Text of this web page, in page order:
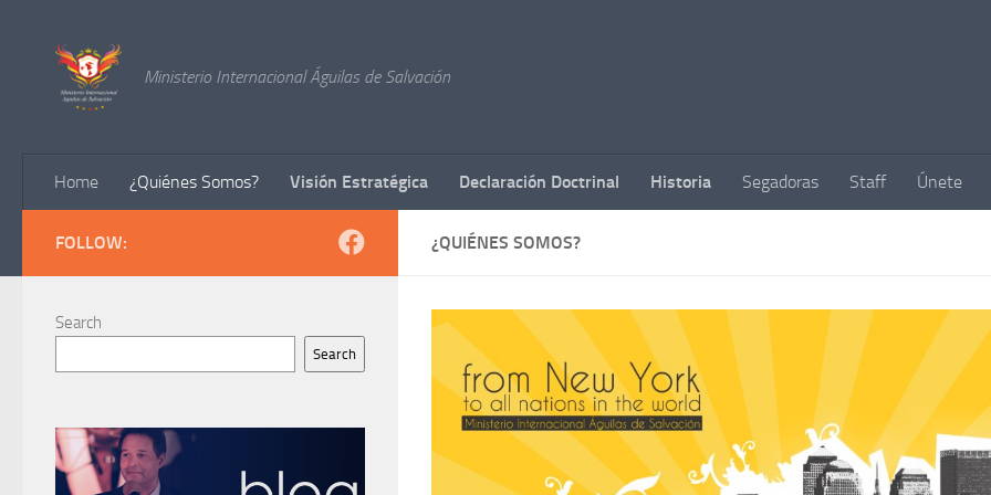
Ministerio Internacional Águilas de Salvación
Home ¿Quiénes Somos? Visión Estratégica Declaración Doctrinal Historia Segadoras Staff Únete
¿QUIÉNES SOMOS?
FOLLOW:
Search
Search